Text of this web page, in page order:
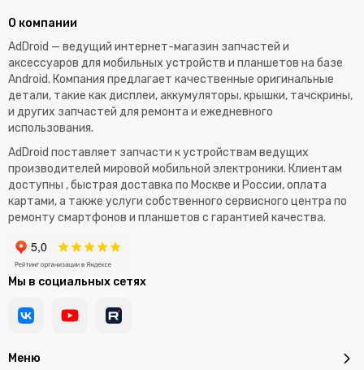
Меню
О компании
AdDroid — ведущий интернет-магазин запчастей и
аксессуаров для мобильных устройств и планшетов на базе
Android. Компания предлагает качественные оригинальные
детали, такие как дисплеи, аккумуляторы, крышки, тачскрины,
и других запчастей для ремонта и ежедневного
использования.​
AdDroid поставляет запчасти к устройствам ведущих
производителей мировой мобильной электроники. Клиентам
доступны , быстрая доставка по Москве и России, оплата
картами, а также услуги собственного сервисного центра по
ремонту смартфонов и планшетов с гарантией качества.
Мы в социальных сетях